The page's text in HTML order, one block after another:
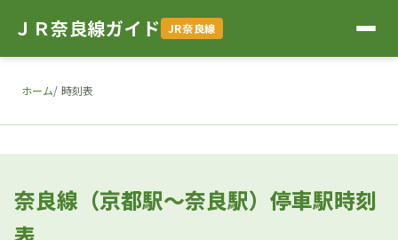
ＪＲ奈良線ガイド JR奈良線
ホーム 時刻表
奈良線（京都駅～奈良駅）停車駅時刻